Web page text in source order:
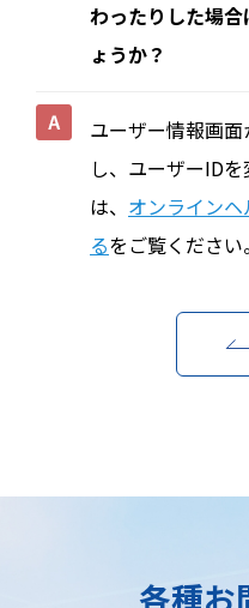
わったりした場
ょうか？
ユーザー情報画
し、ユーザーID
は、 オンライン
るをご覧ください。
各種お